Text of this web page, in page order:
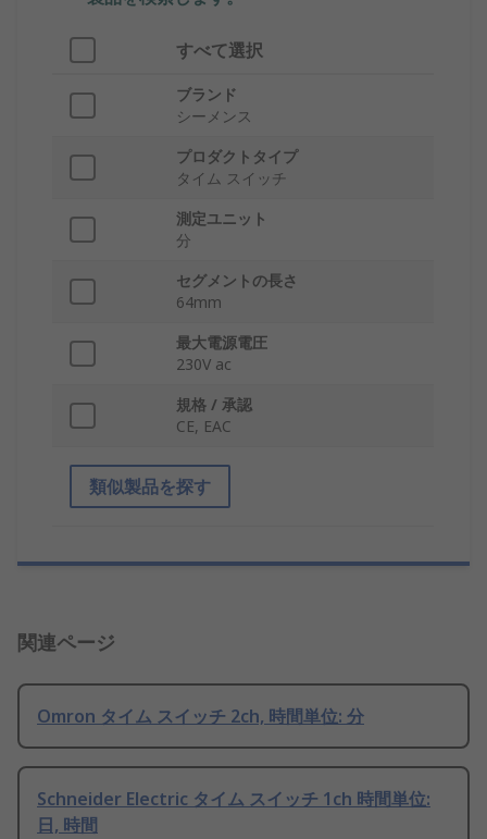
すべて選択
ブランド
シーメンス
プロダクトタイプ
タイム スイッチ
測定ユニット
分
セグメントの長さ
64mm
最大電源電圧
230V ac
規格 / 承認
CE, EAC
類似製品を探す
関連ページ
Omron タイム スイッチ 2ch, 時間単位: 分
Schneider Electric タイム スイッチ 1ch 時間単位:
日, 時間